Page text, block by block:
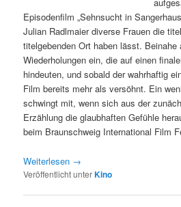
Episodenfilm „Sehnsucht in
Julian Radlmaier diverse Frauen die
titelgebenden Ort haben lässt. Beinahe
Wiederholungen ein, die auf einen
hindeuten, und sobald der wahrhaftig
Film bereits mehr als versöhnt. Ein
schwingt mit, wenn sich aus der
Erzählung die glaubhaften Gefühle
beim Braunschweig International Film
Weiterlesen →
Veröffentlicht unterKino